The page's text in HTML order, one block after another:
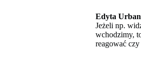
Edyta
Jeżeli np.
wchodzimy,
reagować czy